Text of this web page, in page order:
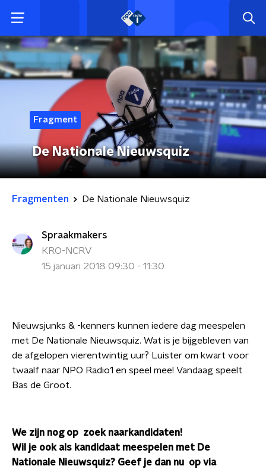
Fragment
De Nationale Nieuwsquiz
Fragmenten De Nationale Nieuwsquiz
Spraakmakers
KRO-NCRV
15 januari 2018 09:30 - 11:30
Nieuwsjunks & -kenners kunnen iedere dag meespelen
met De Nationale Nieuwsquiz. Wat is je bijgebleven van
de afgelopen vierentwintig uur? Luister om kwart voor
twaalf naar NPO Radio1 en speel mee! Vandaag speelt
Bas de Groot.
We zijn nog op zoek naarkandidaten!
Wil je ook als kandidaat meespelen met De
Nationale Nieuwsquiz? Geef je dan nu op via